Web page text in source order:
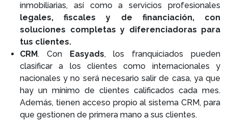
inmobiliarias, así como a servicios profesionales
legales, fiscales y de financiación, con
soluciones completas y diferenciadoras para
tus clientes.
CRM. Con Easyads, los franquiciados pueden
clasificar a los clientes como internacionales y
nacionales y no será necesario salir de casa, ya que
hay un mínimo de clientes calificados cada mes.
Además, tienen acceso propio al sistema CRM, para
que gestionen de primera mano a sus clientes.